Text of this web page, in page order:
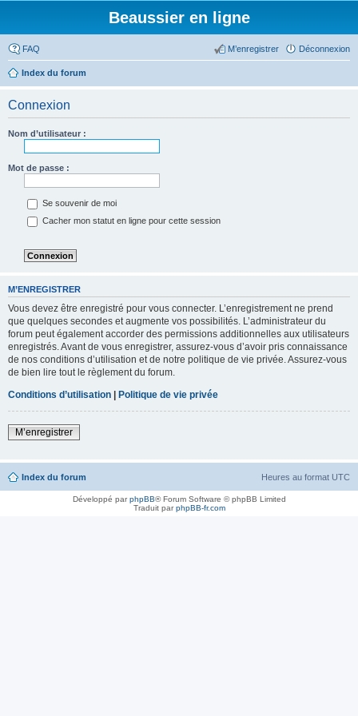
Beaussier en ligne
FAQ Déconnexion
M’enregistrer
Index du forum
Connexion
Nom d’utilisateur :
Mot de passe :
Se souvenir de moi
Cacher mon statut en ligne pour cette session
M’ENREGISTRER
Vous devez être enregistré pour vous connecter. L’enregistrement ne prend
que quelques secondes et augmente vos possibilités. L’administrateur du
forum peut également accorder des permissions additionnelles aux utilisateurs
enregistrés. Avant de vous enregistrer, assurez-vous d’avoir pris connaissance
de nos conditions d’utilisation et de notre politique de vie privée. Assurez-vous
de bien lire tout le règlement du forum.
Conditions d’utilisation | Politique de vie privée
M’enregistrer
Index du forum Heures au format UTC
Développé parphpBB® Forum Software © phpBB Limited
Traduit parphpBB-fr.com